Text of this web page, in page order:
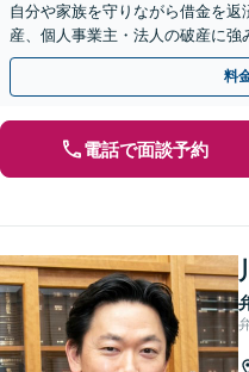
自分や家族を守りながら借金を
産、個人事業主・法人の破産に
還など対応可能です。悩まず、安
料
電話で面談予約